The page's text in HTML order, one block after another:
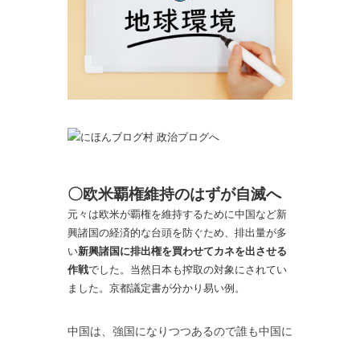
〇欧米覇権維持のはずが自滅へ
元々は欧米が覇権を維持するために中国など新
興諸国の経済的な台頭を防ぐため、排出量が多
い新興諸国に排出権を買わせてカネを出させる
作戦でした。当然日本も搾取の対象にされてい
ました。京都議定書が分かり易い例。
中国は、強国になりつつあるので誰も中国に